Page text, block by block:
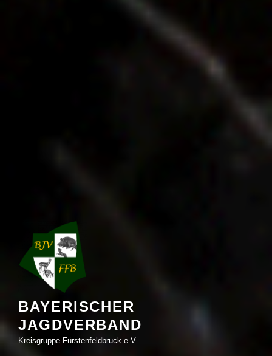
BAYERISCHER
JAGDVERBAND
Kreisgruppe Fürstenfeldbruck e.V.